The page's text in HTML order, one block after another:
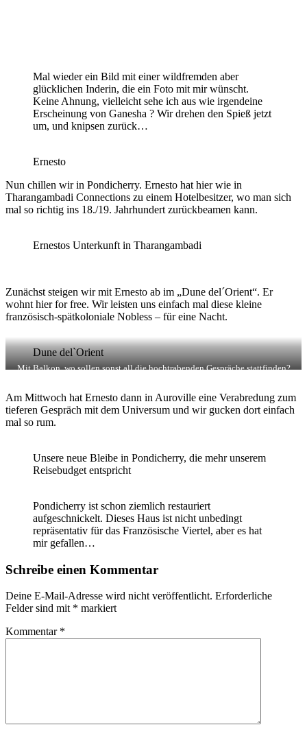
Mal wieder ein Bild mit einer wildfremden aber
glücklichen Inderin, die ein Foto mit mir wünscht.
Keine Ahnung, vielleicht sehe ich aus wie irgendeine
Erscheinung von Ganesha ? Wir drehen den Spieß jetzt
um, und knipsen zurück…
Ernesto
Nun chillen wir in Pondicherry. Ernesto hat hier wie in
Tharangambadi Connections zu einem Hotelbesitzer, wo man sich
mal so richtig ins 18./19. Jahrhundert zurückbeamen kann.
Ernestos Unterkunft in Tharangambadi
Zunächst steigen wir mit Ernesto ab im „Dune del´Orient“. Er
wohnt hier for free. Wir leisten uns einfach mal diese kleine
französisch-spätkoloniale Nobless – für eine Nacht.
Dune del`Orient
Mit Balkon, wo sollen sonst all die hochtrabenden Gespräche stattfinden?
Am Mittwoch hat Ernesto dann in Auroville eine Verabredung zum
tieferen Gespräch mit dem Universum und wir gucken dort einfach
mal so rum.
Unsere neue Bleibe in Pondicherry, die mehr unserem
Reisebudget entspricht
Pondicherry ist schon ziemlich restauriert
aufgeschnickelt. Dieses Haus ist nicht unbedingt
repräsentativ für das Französische Viertel, aber es hat
mir gefallen…
Schreibe einen Kommentar
Deine E-Mail-Adresse wird nicht veröffentlicht. Erforderliche
Felder sind mit * markiert
Kommentar *